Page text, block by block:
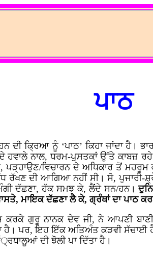
ਪਾਠ
ਕ੍ਰਿਆ ਨੂੰ ‘ਪਾਠ’ ਕਿਹਾ ਜਾਂਦਾ ਹੈ।
ਨਾਲ, ਧਰਮ-ਪੁਸਤਕਾਂ ਉੱਤੇ ਕਾਬਜ਼ ਰਹੇ
ਵਿਚਾਰਨ ਦੇ ਅਧਿਕਾਰ ਤੋਂ ਮਹਰੂਮ
ਰੱਖਣ ਦੀ ਆਗਿਆ ਨਹੀਂ ਸੀ। ਸੋ, ਪੁਜਾਰੀ-
ਦੱਛਣਾ, ਹੱਕ ਸਮਝ ਕੇ, ਲੈਂਦੇ ਸਨ/ਹਨ।
ਮਾਇਕ ਦੱਛਣਾ ਲੈ ਕੇ, ਗ੍ਰੰਥਾਂ ਦਾ ਪਾਠ
ਗੁਰੂ ਨਾਨਕ ਦੇਵ ਜੀ, ਨੇ ਆਪਣੀ
ਹੈ। ਪਰ, ਇਹ ਇੱਕ ਅਤਿਅੰਤ ਕੜਵੀ ਸੱਚਾਈ
ਦੀ ਝੋਲੀ ਪਾ ਦਿੱਤਾ ਹੈ।